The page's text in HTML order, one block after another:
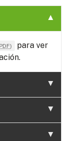
PDF)
para ver